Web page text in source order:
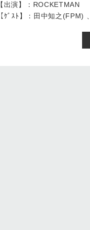
【出演】：ROCKETMAN
【ｹﾞｽﾄ】：田中知之